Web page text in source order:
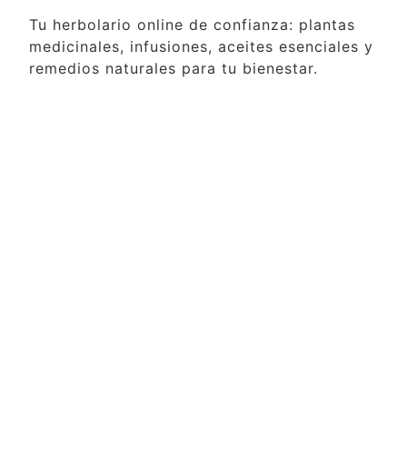
Tu herbolario online de confianza: plantas
medicinales, infusiones, aceites esenciales y
remedios naturales para tu bienestar.